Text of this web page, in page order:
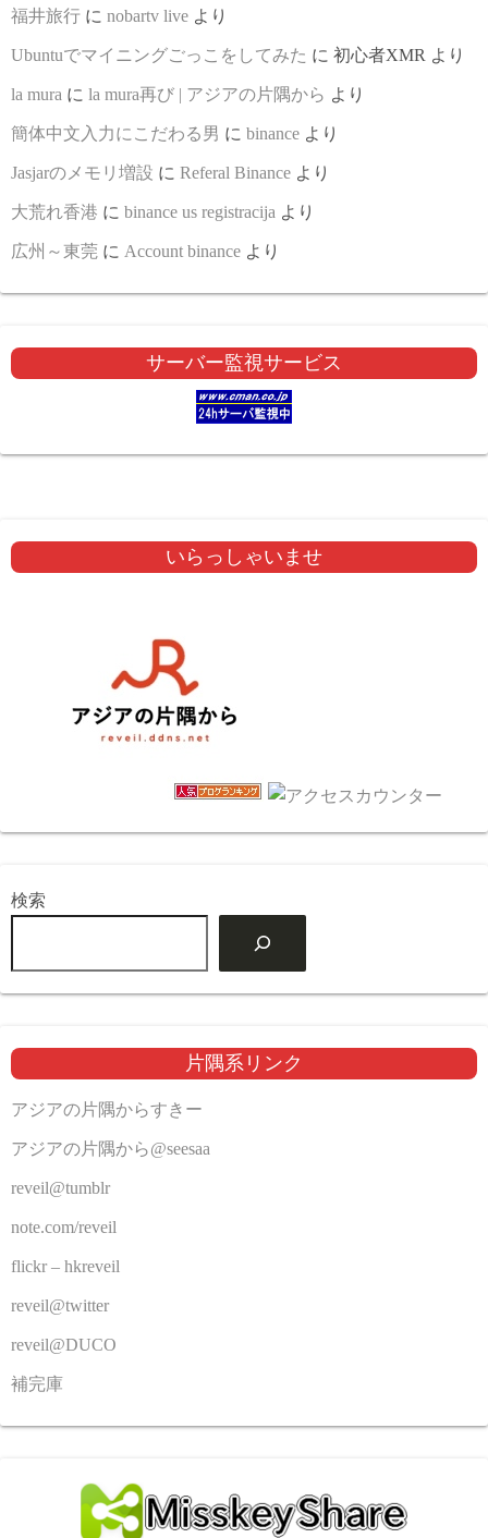
福井旅行 に nobartv live より
Ubuntuでマイニングごっこをしてみた に 初心者XMR より
la mura に la mura再び | アジアの片隅から より
簡体中文入力にこだわる男 に binance より
Jasjarのメモリ増設 に Referal Binance より
大荒れ香港 に binance us registracija より
広州～東莞 に Account binance より
サーバー監視サービス
いらっしゃいませ
検索
片隅系リンク
アジアの片隅からすきー
アジアの片隅から@seesaa
reveil@tumblr
note.com/reveil
flickr – hkreveil
reveil@twitter
reveil@DUCO
補完庫